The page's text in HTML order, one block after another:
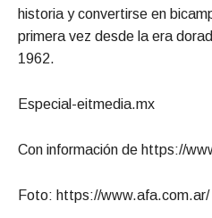
historia y convertirse en
primera vez desde la era
1962.
Especial-eitmedia.mx
Con información de https://
Foto: https://www.afa.com.ar/